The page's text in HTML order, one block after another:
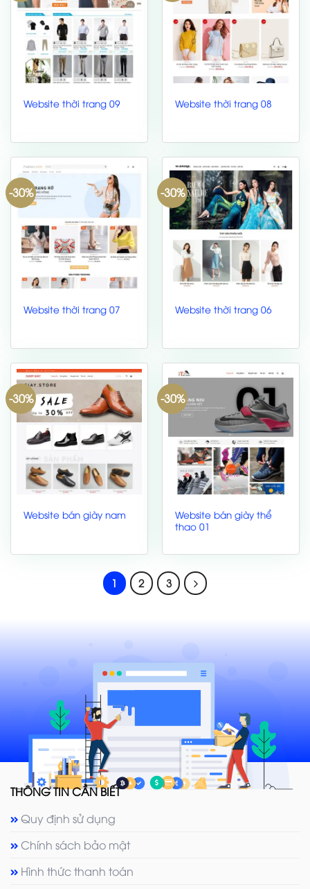
Website thời trang 09 Website thời trang 08
-30%
Website thời trang 07
-30%
Website thời trang 06
-30%
Website bán giày nam
-30%
Website bán giày thể
thao 01
1 2 3
THÔNG TIN CẦN BIẾT
Quy định sử dụng
Chính sách bảo mật
Hình thức thanh toán